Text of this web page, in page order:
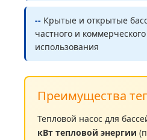
-- Крытые и открытые
частного и коммерческого
использования
Преимущества
Тепловой насос для
кВт тепловой энергии